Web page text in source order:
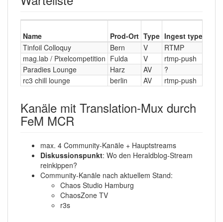
Name Prod-Ort Type Ingest type
Tinfoil Colloquy
Bern V RTMP
mag.lab / Pixelcompetition Fulda V rtmp-push
Paradies Lounge
Harz AV ?
rc3 chill lounge
berlin AV rtmp-push
Kanäle mit Translation-Mux durch
FeM MCR
max. 4 Community-Kanäle + Hauptstreams
Diskussionspunkt: Wo den Heraldblog-Stream
reinkippen?
Community-Kanäle nach aktuellem Stand:
Chaos Studio Hamburg
ChaosZone TV
r3s